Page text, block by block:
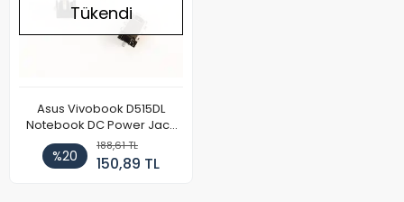
Tükendi
Asus Vivobook D515DL
Notebook DC Power Jack
Soketi
%20
188,61 TL
150,89 TL